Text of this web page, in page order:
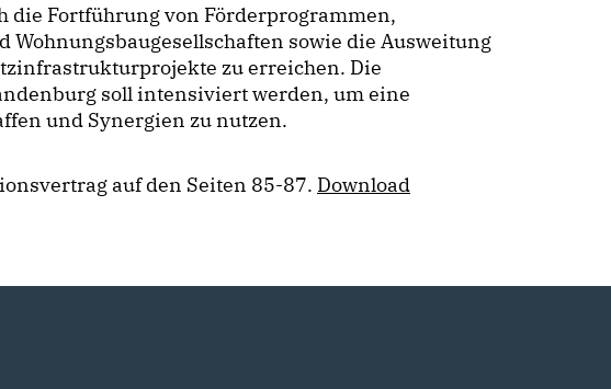
die Fortführung von Förderprogrammen,
sowie die Ausweitung
zu erreichen. Die
soll intensiviert werden, um eine
und Synergien zu nutzen.
auf den Seiten 85-87. Download